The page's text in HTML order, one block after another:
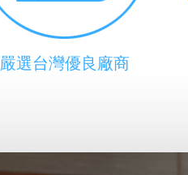
嚴選台灣優良廠商